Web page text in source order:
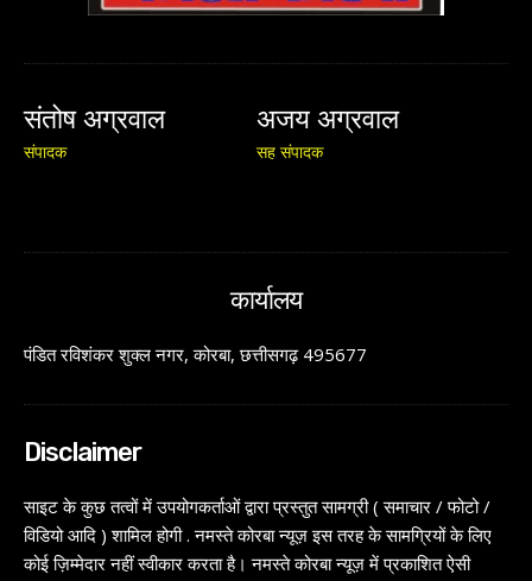
संतोष अग्रवाल
संपादक
अजय अग्रवाल
सह संपादक
कार्यालय
पंडित रविशंकर शुक्ल नगर, कोरबा, छत्तीसगढ़ 495677
Disclaimer
साइट के कुछ तत्वों में उपयोगकर्ताओं द्वारा प्रस्तुत सामग्री ( समाचार / फोटो /
विडियो आदि ) शामिल होगी . नमस्ते कोरबा न्यूज़ इस तरह के सामग्रियों के लिए
कोई ज़िम्मेदार नहीं स्वीकार करता है। नमस्ते कोरबा न्यूज़ में प्रकाशित ऐसी